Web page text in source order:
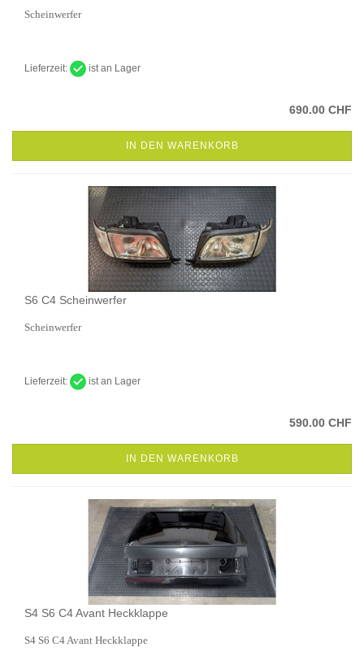
Scheinwerfer
Lieferzeit: ist an Lager
690.00 CHF
IN DEN WARENKORB
S6 C4 Scheinwerfer
Scheinwerfer
Lieferzeit: ist an Lager
590.00 CHF
IN DEN WARENKORB
S4 S6 C4 Avant Heckklappe
S4 S6 C4 Avant Heckklappe